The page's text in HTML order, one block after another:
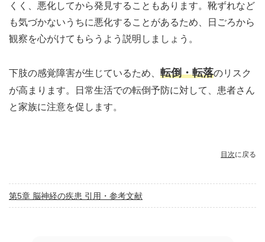
くく、悪化してから発見することもあります。靴ずれなど
も気づかないうちに悪化することがあるため、日ごろから
観察を心がけてもらうよう説明しましょう。
下肢の感覚障害が生じているため、 転倒・転落のリスク
が高まります。日常生活での転倒予防に対して、患者さん
と家族に注意を促します。
目次に戻る
第5章 脳神経の疾患 引用・参考文献